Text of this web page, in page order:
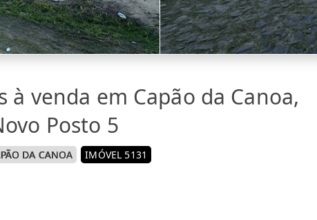
à venda em Capão da Canoa,
Posto 5
DA CANOA IMÓVEL 5131